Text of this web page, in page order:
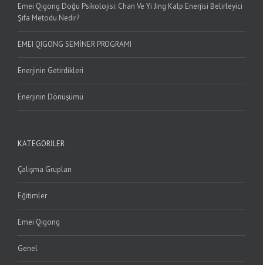
Emei Qigong Doğu Psikolojisi: Chan Ve Yi Jing Kalp Enerjisi Belirleyici
Şifa Metodu Nedir?
EMEI QIGONG SEMİNER PROGRAMI
Enerjinin Getirdikleri
Enerjinin Dönüşümü
KATEGORILER
Çalışma Grupları
Eğitimler
Emei Qigong
Genel